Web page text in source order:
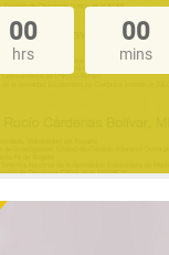
00
hrs
00
mins